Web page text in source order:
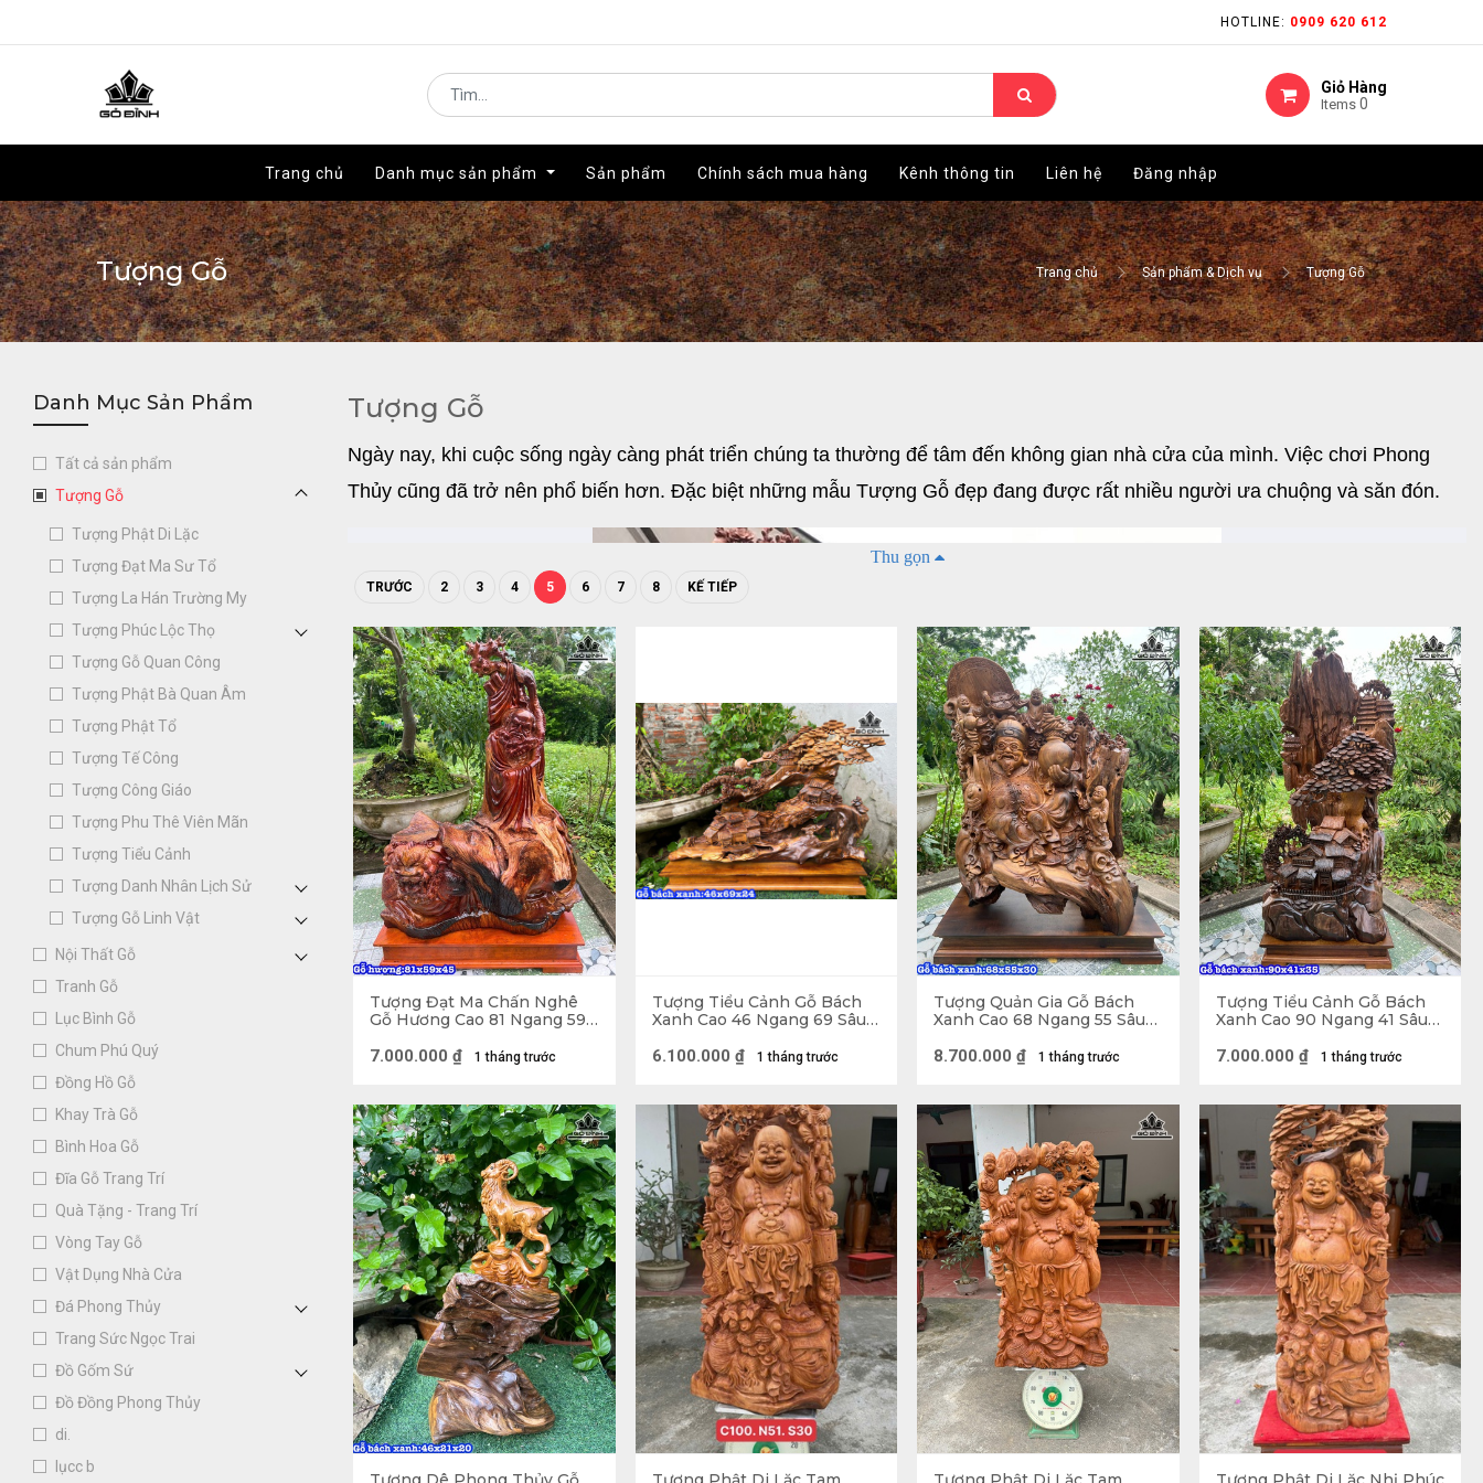
HOTLINE: 0909 620 612
Giỏ Hàng
Items 0
Trang chủ Danh mục sản phẩm Sản phẩm Chính sách mua hàng Kênh thông tin Liên hệ Đăng nhập
HOTLINE: 0909 620 612
Giỏ Hàng
Items 0
Trang chủ Danh mục sản phẩm Sản phẩm Chính sách mua hàng Kênh thông tin Liên hệ Đăng nhập
Tượng Gỗ Trang chủ Sản phẩm & Dịch vụ Tượng Gỗ
Danh Mục Sản Phẩm
Tất cả sản phẩm
Tượng Gỗ
Tượng Phật Di Lặc
Tượng Đạt Ma Sư Tổ
Tượng La Hán Trường My
Tượng Phúc Lộc Thọ
Tượng Gỗ Quan Công
Tượng Phật Bà Quan Âm
Tượng Phật Tổ
Tượng Tế Công
Tượng Công Giáo
Tượng Phu Thê Viên Mãn
Tượng Tiểu Cảnh
Tượng Danh Nhân Lịch Sử
Tượng Gỗ Linh Vật
Nội Thất Gỗ
Tranh Gỗ
Lục Bình Gỗ
Chum Phú Quý
Đồng Hồ Gỗ
Khay Trà Gỗ
Bình Hoa Gỗ
Đĩa Gỗ Trang Trí
Quà Tặng - Trang Trí
Vòng Tay Gỗ
Vật Dụng Nhà Cửa
Đá Phong Thủy
Trang Sức Ngọc Trai
Đồ Gốm Sứ
Đồ Đồng Phong Thủy
di.
lụcc b
Tượng Gỗ
Ngày nay, khi cuộc sống ngày càng phát triển chúng ta thường để tâm đến không gian nhà cửa của mình. Việc chơi Phong
Thủy cũng đã trở nên phổ biến hơn. Đặc biệt những mẫu Tượng Gỗ đẹp đang được rất nhiều người ưa chuộng và săn đón.
Tượng gỗ Phật Di Lặc
Tượng Gỗ là gì?
Thu gọn
TRƯỚC 2 3 4 5 6 7 8 KẾ TIẾP
Tượng Đạt Ma Chấn Nghê
Gỗ Hương Cao 81 Ngang 59
1 tháng trước
7.000.000 ₫
Tượng Tiểu Cảnh Gỗ Bách
Xanh Cao 46 Ngang 69 Sâu
1 tháng trước
6.100.000 ₫
Tượng Quản Gia Gỗ Bách
Xanh Cao 68 Ngang 55 Sâu
1 tháng trước
8.700.000 ₫
Tượng Tiểu Cảnh Gỗ Bách
Xanh Cao 90 Ngang 41 Sâu
1 tháng trước
7.000.000 ₫